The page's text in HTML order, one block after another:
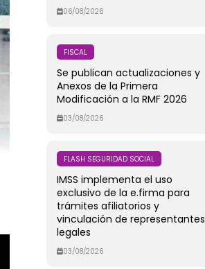
06/08/2026
FISCAL
Se publican actualizaciones y
Anexos de la Primera
Modificación a la RMF 2026
03/08/2026
FLASH SEGURIDAD SOCIAL
IMSS implementa el uso
exclusivo de la e.firma para
trámites afiliatorios y
vinculación de representantes
legales
03/08/2026